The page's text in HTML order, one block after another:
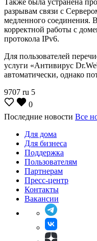
разрывам связи с
медленного соединения.
корректной работы с
протокола IPv6.
Для пользователей
услуги «Антивирус
автоматически, однако
9707 ru 5
0
Последние новости Все
Для дома
Для бизнеса
Поддержка
Пользователям
Партнерам
Пресс-центр
Контакты
Вакансии